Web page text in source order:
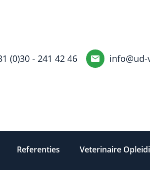
(0)30 - 241 42 46 info@ud-
Referenties Veterinaire